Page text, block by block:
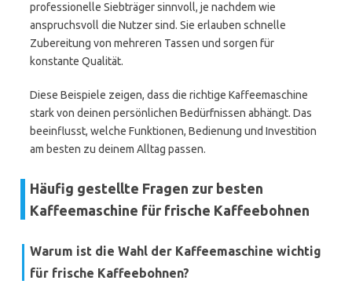
professionelle Siebträger sinnvoll, je nachdem wie
anspruchsvoll die Nutzer sind. Sie erlauben schnelle
Zubereitung von mehreren Tassen und sorgen für
konstante Qualität.
Diese Beispiele zeigen, dass die richtige Kaffeemaschine
stark von deinen persönlichen Bedürfnissen abhängt. Das
beeinflusst, welche Funktionen, Bedienung und Investition
am besten zu deinem Alltag passen.
Häufig gestellte Fragen zur besten
Kaffeemaschine für frische Kaffeebohnen
Warum ist die Wahl der Kaffeemaschine wichtig
für frische Kaffeebohnen?